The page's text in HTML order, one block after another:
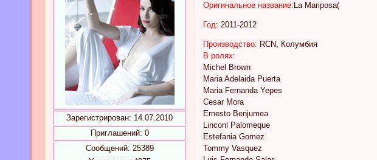
Зарегистрирован: 14.07.2010
Приглашений: 0
Сообщений: 25389
Оригинальное название: La Mariposa(
Год: 2011-2012
Производство: RCN, Колумбия
В ролях:
Michel Brown
Maria Adelaida Puerta
Maria Fernanda Yepes
Cesar Mora
Ernesto Benjumea
Linconl Palomeque
Estefania Gomez
Tommy Vasquez